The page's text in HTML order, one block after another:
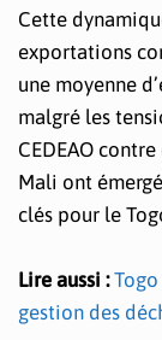
Cette
exportations
une moyenne
malgré les
CEDEAO
Mali ont
clés pour le
Lire aussi :
gestion des